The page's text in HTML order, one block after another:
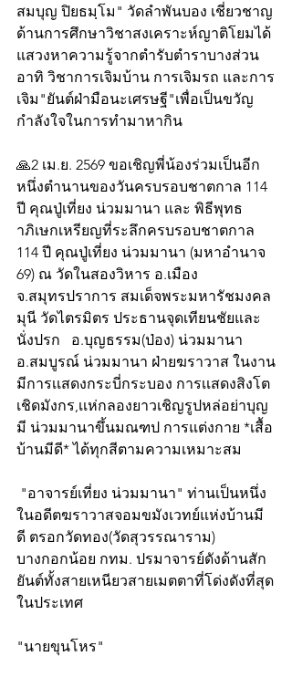
สมบุญ ปิยธมฺโม" วัดลำพันบอง เชี่ยวชาญ
ด้านการศึกษาวิชาสงเคราะห์ญาติโยมได้
แสวงหาความรู้จากตำรับตำราบางส่วน
อาทิ วิชาการเจิมบ้าน การเจิมรถ และการ
เจิม"ยันต์ฝ่ามือนะเศรษฐี"เพื่อเป็นขวัญ
กำลังใจในการทำมาหากิน
🙏2 เม.ย. 2569 ขอเชิญพี่น้องร่วมเป็นอีก
หนึ่งตำนานของวันครบรอบชาตกาล 114
ปี คุณปู่เที่ยง น่วมมานา และ พิธีพุทธ
าภิเษกเหรียญที่ระลึกครบรอบชาตกาล
114 ปี คุณปู่เที่ยง น่วมมานา (มหาอำนาจ
69) ณ วัดในสองวิหาร อ.เมือง
จ.สมุทรปราการ สมเด็จพระมหารัชมงคล
มุนี วัดไตรมิตร ประธานจุดเทียนชัยและ
นั่งปรก   อ.บุญธรรม(ป่อง) น่วมมานา
อ.สมบูรณ์ น่วมมานา ฝ่ายฆราวาส ในงาน
มีการเเสดงกระบี่กระบอง การเเสดงสิงโต
เชิดมังกร,เเห่กลองยาวเชิญรูปหล่อย่าบุญ
มี น่วมมานาขึ้นมณฑป การแต่งกาย *เสื้อ
บ้านมีดี* ได้ทุกสีตามความเหมาะสม
ในอดีตฆราวาสจอมขมังเวทย์แห่งบ้านมี
ดี ตรอกวัดทอง(วัดสุวรรณาราม)
บางกอกน้อย กทม. ปรมาจารย์ดังด้านสัก
ยันต์ทั้งสายเหนียวสายเมตตาที่โด่งดังที่สุด
ในประเทศ
"นายขุนโหร"